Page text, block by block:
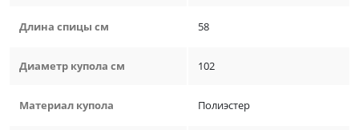
Длина спицы см 58
Диаметр купола см 102
Материал купола Полиэстер